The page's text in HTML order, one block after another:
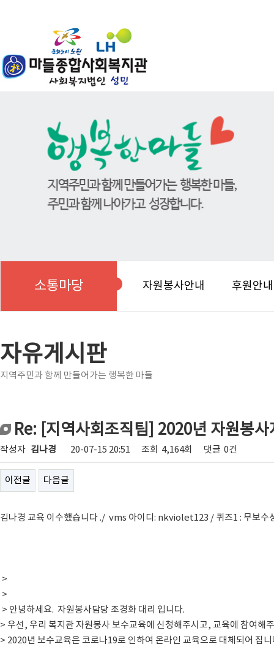
소통마당 자원봉사안내 후원안내
자유게시판
지역주민과 함께 만들어가는 행복한 마들
Re: [지역사회조직팀] 2020년 자원봉사
작성자 김나경 20-07-15 20:51 조회 4,164회 댓글 0건
이전글 다음글
김나경 교육 이수했습니다 ./ vms 아이디: nkviolet123 / 퀴즈1 : 무보수
>
>
> 안녕하세요. 자원봉사담당 조경화 대리 입니다.
> 우선, 우리 복지관 자원봉사 보수교육에 신청해주시고, 교육에 참여해
> 2020년 보수교육은 코로나19로 인하여 온라인 교육으로 대체되어 집니